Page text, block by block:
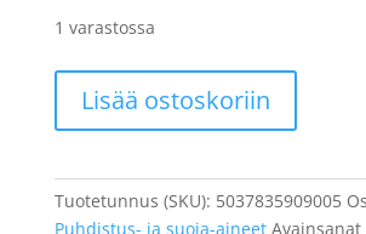
1 varastossa
Bike
määrä
Lisää ostoskoriin
Tuotetunnus (SKU): 5037835909005
Puhdistus- ja suoja-aineet